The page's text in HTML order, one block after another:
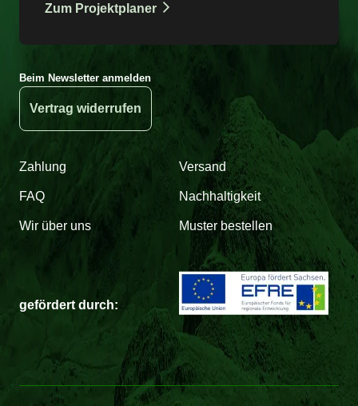
Zum Projektplaner
Beim Newsletter anmelden
Vertrag widerrufen
Zahlung Versand
FAQ Nachhaltigkeit
Wir über uns Muster bestellen
gefördert durch: